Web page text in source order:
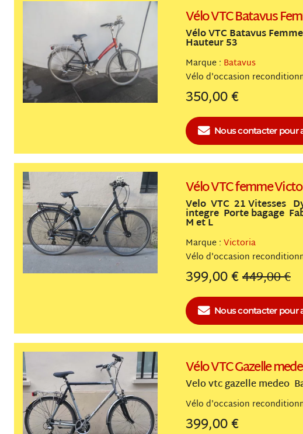
Vélo VTC Batavus
Vélo VTC Batavus
Hauteur 53
Marque : Batavus
Vélo
350,00 €
Nous contacterpour
Vélo VTC femme
Velo VTC 21 Vitesses
integre Porte bagage
M et L
Marque :Victoria
Vélo
399,00 €449,00 €
Nous contacterpour
Vélo VTC Gazelle
Velo vtc gazelle medeo
Vélo
399,00 €